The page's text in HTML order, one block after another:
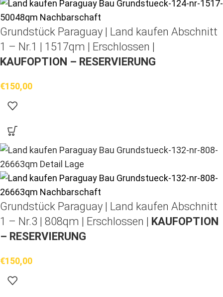
Grundstück Paraguay | Land kaufen Abschnitt
1 – Nr.1 | 1517qm | Erschlossen |
KAUFOPTION – RESERVIERUNG
€150,00
Grundstück Paraguay | Land kaufen Abschnitt
1 – Nr.3 | 808qm | Erschlossen | KAUFOPTION
– RESERVIERUNG
€150,00